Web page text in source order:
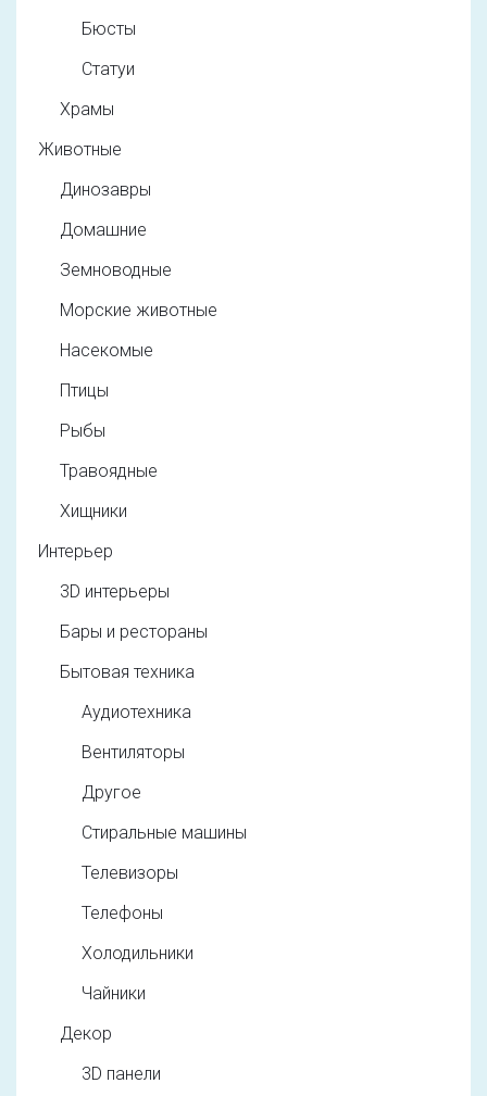
Бюсты
Статуи
Храмы
Животные
Динозавры
Домашние
Земноводные
Морские животные
Насекомые
Птицы
Рыбы
Травоядные
Хищники
Интерьер
3D интерьеры
Бары и рестораны
Бытовая техника
Аудиотехника
Вентиляторы
Другое
Стиральные машины
Телевизоры
Телефоны
Холодильники
Чайники
Декор
3D панели